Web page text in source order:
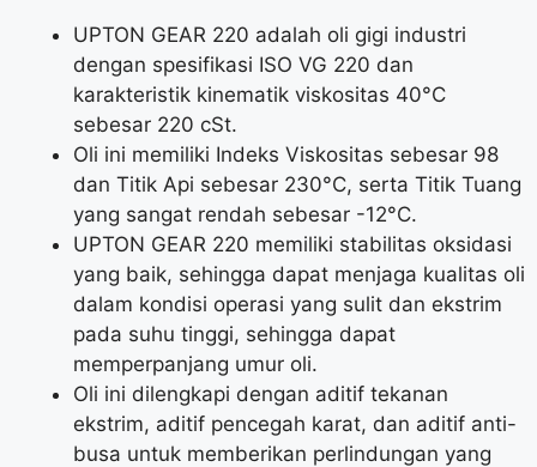
UPTON GEAR 220 adalah oli gigi industri
dengan spesifikasi ISO VG 220 dan
karakteristik kinematik viskositas 40°C
sebesar 220 cSt.
Oli ini memiliki Indeks Viskositas sebesar 98
dan Titik Api sebesar 230°C, serta Titik Tuang
yang sangat rendah sebesar -12°C.
UPTON GEAR 220 memiliki stabilitas oksidasi
yang baik, sehingga dapat menjaga kualitas oli
dalam kondisi operasi yang sulit dan ekstrim
pada suhu tinggi, sehingga dapat
memperpanjang umur oli.
Oli ini dilengkapi dengan aditif tekanan
ekstrim, aditif pencegah karat, dan aditif anti-
busa untuk memberikan perlindungan yang